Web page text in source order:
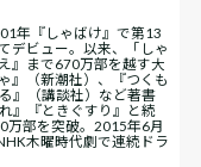
年『しゃばけ』で第13
デビュー。以来、「しゃ
』まで670万部を越す大
』（新潮社）、『つくも
』（講談社）など著書
』『ときぐすり』と続
万部を突破。2015年6月
木曜時代劇で連続ドラ